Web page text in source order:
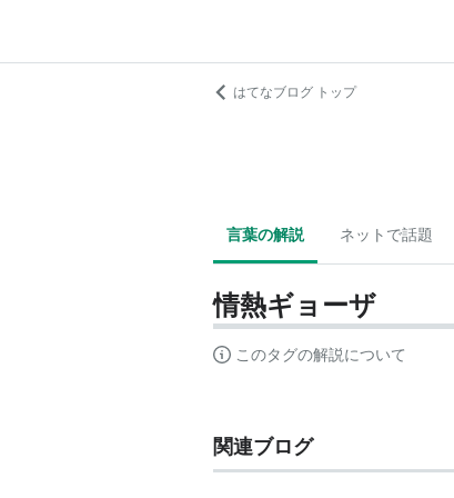
はてなブログ トップ
言葉の解説 ネットで話題
情熱ギョーザ
このタグの解説について
関連ブログ